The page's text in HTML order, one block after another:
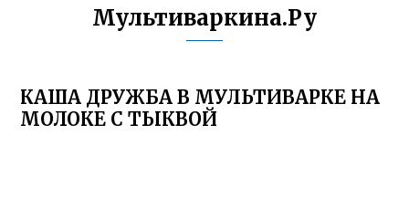
Мультиваркина.Ру
КАША ДРУЖБА В МУЛЬТИВАРКЕ НА
МОЛОКЕ С ТЫКВОЙ